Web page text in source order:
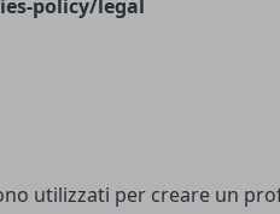
policy/legal
utilizzati per creare un